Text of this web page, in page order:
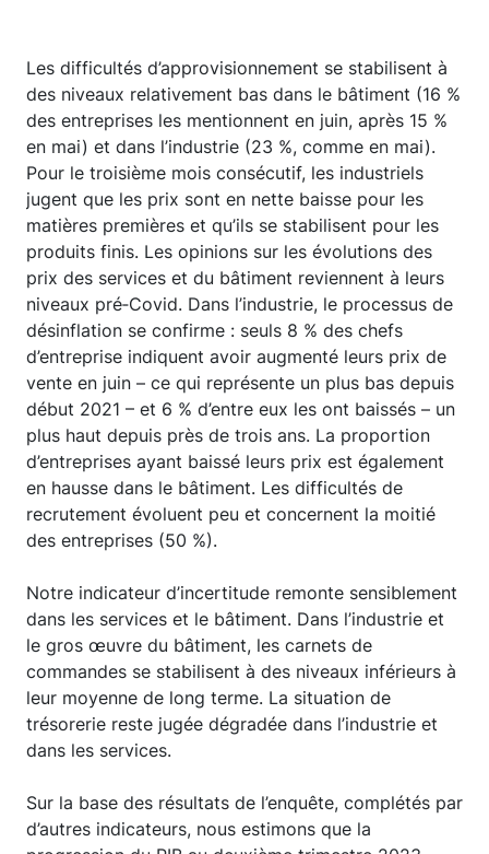
Les difficultés d’approvisionnement se stabilisent à
des niveaux relativement bas dans le bâtiment (16 %
des entreprises les mentionnent en juin, après 15 %
en mai) et dans l’industrie (23 %, comme en mai).
Pour le troisième mois consécutif, les industriels
jugent que les prix sont en nette baisse pour les
matières premières et qu’ils se stabilisent pour les
produits finis. Les opinions sur les évolutions des
prix des services et du bâtiment reviennent à leurs
niveaux pré‑Covid. Dans l’industrie, le processus de
désinflation se confirme : seuls 8 % des chefs
d’entreprise indiquent avoir augmenté leurs prix de
vente en juin – ce qui représente un plus bas depuis
début 2021 – et 6 % d’entre eux les ont baissés – un
plus haut depuis près de trois ans. La proportion
d’entreprises ayant baissé leurs prix est également
en hausse dans le bâtiment. Les difficultés de
recrutement évoluent peu et concernent la moitié
des entreprises (50 %).
Notre indicateur d’incertitude remonte sensiblement
dans les services et le bâtiment. Dans l’industrie et
le gros œuvre du bâtiment, les carnets de
commandes se stabilisent à des niveaux inférieurs à
leur moyenne de long terme. La situation de
trésorerie reste jugée dégradée dans l’industrie et
dans les services.
Sur la base des résultats de l’enquête, complétés par
d’autres indicateurs, nous estimons que la